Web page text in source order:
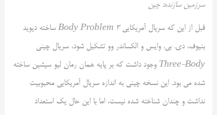
سرزمین سازنده: چین
قبل از این که سریال آمریکایی۳ Body Problem
ساخته دیوید
بنیوف، دی. بی. وایس و الکساندر وو تشکیل شود، سریال چینی
Three-Body وجود داشت که بر پایه همان رمان لیو سیشین ساخته
شده می بود. این نسخه چینی به اندازه سریال آمریکایی محبوبیت
نداشت و چندان شناخته شده نیست، اما با این حال یک استعداد